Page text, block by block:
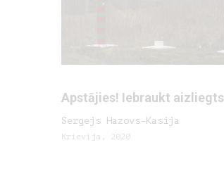
Apstājies! Iebraukt aizliegts
Sergejs Hazovs-Kasija
Krievija, 2020